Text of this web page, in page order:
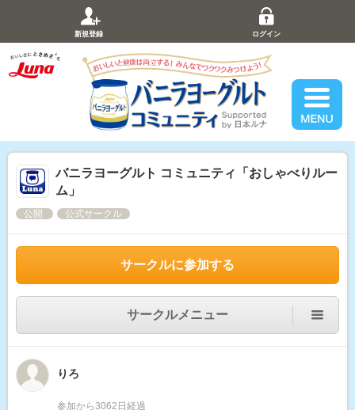
新規登録 ログイン
バニラヨーグルト コミュニティ「おしゃべりルー
ム」
公開 公式サークル
サークルに参加する
サークルメニュー
りろ
参加から3062日経過